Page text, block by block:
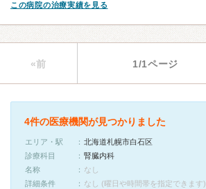
この病院の治療実績を見る
«前 1/1ページ
4件の医療機関が見つかりました
エリア・駅
北海道札幌市白石区
診療科目
腎臓内科
名称
なし
詳細条件
なし (曜日や時間帯を指定できます)